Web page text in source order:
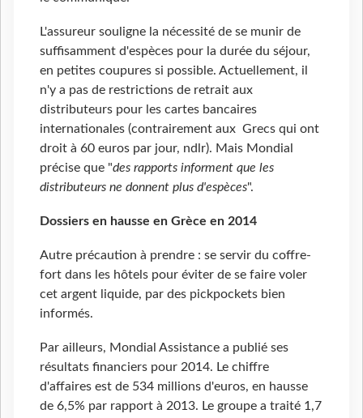
L'assureur souligne la nécessité de se munir de
suffisamment d'espèces pour la durée du séjour,
en petites coupures si possible. Actuellement, il
n'y a pas de restrictions de retrait aux
distributeurs pour les cartes bancaires
internationales (contrairement aux Grecs qui ont
droit à 60 euros par jour, ndlr). Mais Mondial
précise que "des rapports informent que les
distributeurs ne donnent plus d'espèces".
Dossiers en hausse en Grèce en 2014
Autre précaution à prendre : se servir du coffre-
fort dans les hôtels pour éviter de se faire voler
cet argent liquide, par des pickpockets bien
informés.
Par ailleurs, Mondial Assistance a publié ses
résultats financiers pour 2014. Le chiffre
d'affaires est de 534 millions d'euros, en hausse
de 6,5% par rapport à 2013. Le groupe a traité 1,7